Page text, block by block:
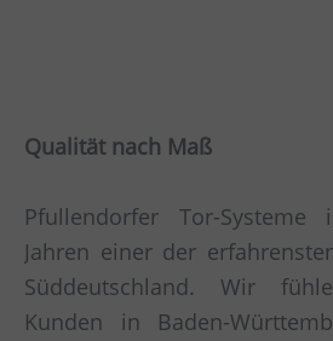
Qualität nach Maß
Pfullendorfer Tor-
Jahren einer der
Süddeutschland. Wir
Kunden in Baden-